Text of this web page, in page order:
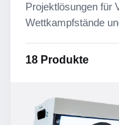
Projektlösungen für
Wettkampfstände
18 Produkte